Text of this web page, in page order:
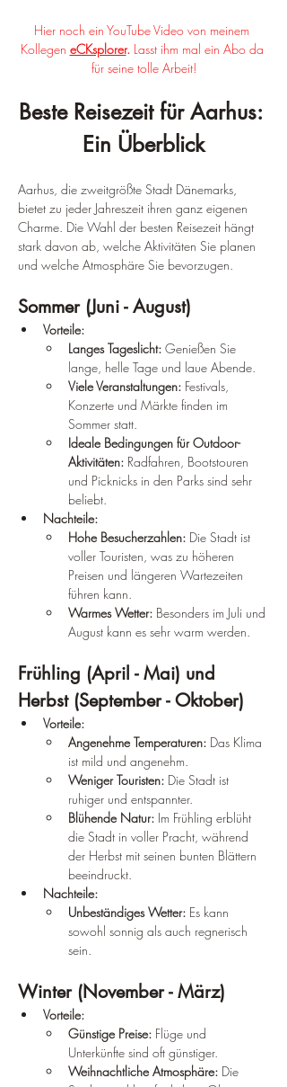
Hier noch ein YouTube Video von meinem
Kollegen eCKsplorer. Lasst ihm mal ein Abo da
für seine tolle Arbeit!
Beste Reisezeit für Aarhus:
Ein Überblick
Aarhus, die zweitgrößte Stadt Dänemarks,
bietet zu jeder Jahreszeit ihren ganz eigenen
Charme. Die Wahl der besten Reisezeit hängt
stark davon ab, welche Aktivitäten Sie planen
und welche Atmosphäre Sie bevorzugen.
Sommer (Juni - August)
Vorteile:
Langes Tageslicht: Genießen Sie
lange, helle Tage und laue Abende.
Viele Veranstaltungen: Festivals,
Konzerte und Märkte finden im
Sommer statt.
Ideale Bedingungen für Outdoor-
Aktivitäten: Radfahren, Bootstouren
und Picknicks in den Parks sind sehr
beliebt.
Nachteile:
Hohe Besucherzahlen: Die Stadt ist
voller Touristen, was zu höheren
Preisen und längeren Wartezeiten
führen kann.
Warmes Wetter: Besonders im Juli und
August kann es sehr warm werden.
Frühling (April - Mai) und
Herbst (September - Oktober)
Vorteile:
Angenehme Temperaturen: Das Klima
ist mild und angenehm.
Weniger Touristen: Die Stadt ist
ruhiger und entspannter.
Blühende Natur: Im Frühling erblüht
die Stadt in voller Pracht, während
der Herbst mit seinen bunten Blättern
beeindruckt.
Nachteile:
Unbeständiges Wetter: Es kann
sowohl sonnig als auch regnerisch
sein.
Winter (November - März)
Vorteile:
Günstige Preise: Flüge und
Unterkünfte sind oft günstiger.
Weihnachtliche Atmosphäre: Die